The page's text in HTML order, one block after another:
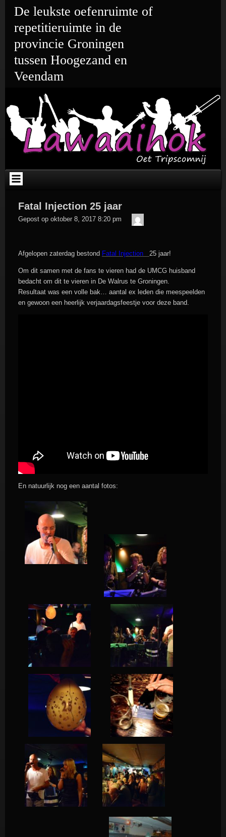
naar
inhoud
De leukste oefenruimte of
repetitieruimte in de
provincie Groningen
tussen Hoogezand en
Veendam
Fatal Injection 25 jaar
Gepost op oktober 8, 2017 8:20 pm
Afgelopen zaterdag bestond Fatal Injection 25 jaar!
Om dit samen met de fans te vieren had de UMCG huisband
bedacht om dit te vieren in De Walrus te Groningen.
Resultaat was een volle bak… aantal ex leden die meespeelden
en gewoon een heerlijk verjaardagsfeestje voor deze band.
En natuurlijk nog een aantal fotos: